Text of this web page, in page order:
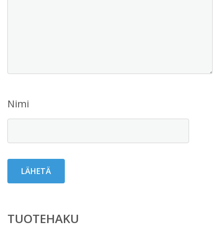
Nimi
TUOTEHAKU